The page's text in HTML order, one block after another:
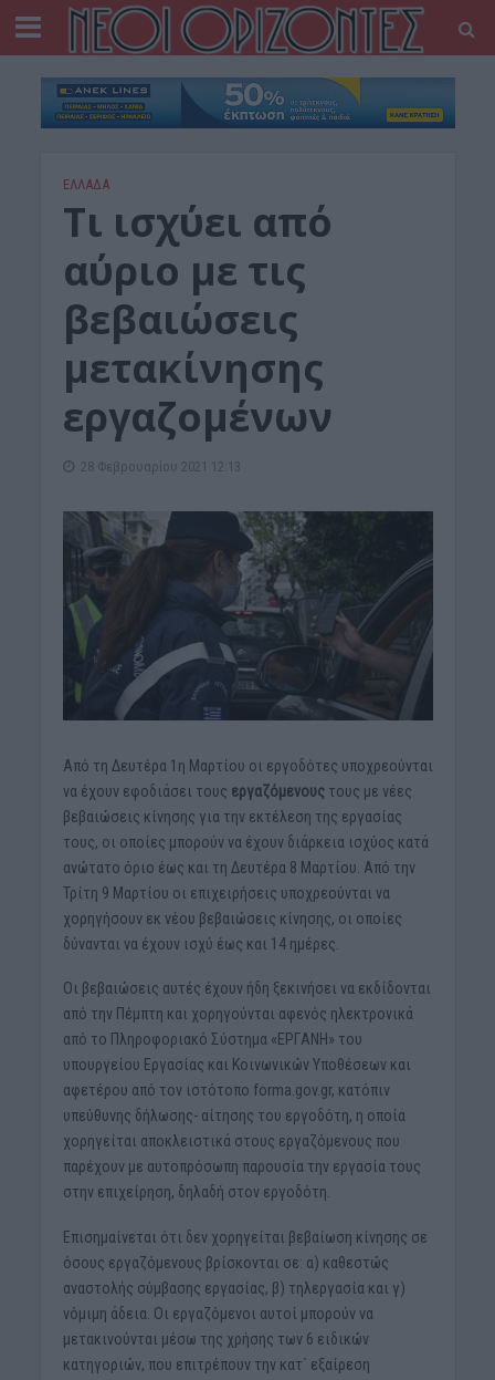
ΕΛΛΑΔΑ
Τι ισχύει από
αύριο με τις
βεβαιώσεις
μετακίνησης
εργαζομένων
28 Φεβρουαρίου 2021 12:13
Από τη Δευτέρα 1η Μαρτίου οι εργοδότες υποχρεούνται
να έχουν εφοδιάσει τους εργαζόμενους τους με νέες
βεβαιώσεις κίνησης για την εκτέλεση της εργασίας
τους, οι οποίες μπορούν να έχουν διάρκεια ισχύος κατά
ανώτατο όριο έως και τη Δευτέρα 8 Μαρτίου. Από την
Τρίτη 9 Μαρτίου οι επιχειρήσεις υποχρεούνται να
χορηγήσουν εκ νέου βεβαιώσεις κίνησης, οι οποίες
δύνανται να έχουν ισχύ έως και 14 ημέρες.
Οι βεβαιώσεις αυτές έχουν ήδη ξεκινήσει να εκδίδονται
από την Πέμπτη και χορηγούνται αφενός ηλεκτρονικά
από το Πληροφοριακό Σύστημα «ΕΡΓΑΝΗ» του
υπουργείου Εργασίας και Κοινωνικών Υποθέσεων και
αφετέρου από τον ιστότοπο forma.gov.gr, κατόπιν
υπεύθυνης δήλωσης- αίτησης του εργοδότη, η οποία
χορηγείται αποκλειστικά στους εργαζόμενους που
παρέχουν με αυτοπρόσωπη παρουσία την εργασία τους
στην επιχείρηση, δηλαδή στον εργοδότη.
Επισημαίνεται ότι δεν χορηγείται βεβαίωση κίνησης σε
όσους εργαζόμενους βρίσκονται σε: α) καθεστώς
αναστολής σύμβασης εργασίας, β) τηλεργασία και γ)
νόμιμη άδεια. Οι εργαζόμενοι αυτοί μπορούν να
μετακινούνται μέσω της χρήσης των 6 ειδικών
κατηγοριών, που επιτρέπουν την κατ΄ εξαίρεση